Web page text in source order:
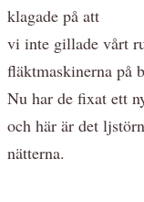
klagade på att
vi inte gillade vårt
fläktmaskinerna på
Nu har de fixat ett
och här är det
nätterna.